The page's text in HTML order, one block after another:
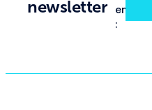
newsletter
email
: